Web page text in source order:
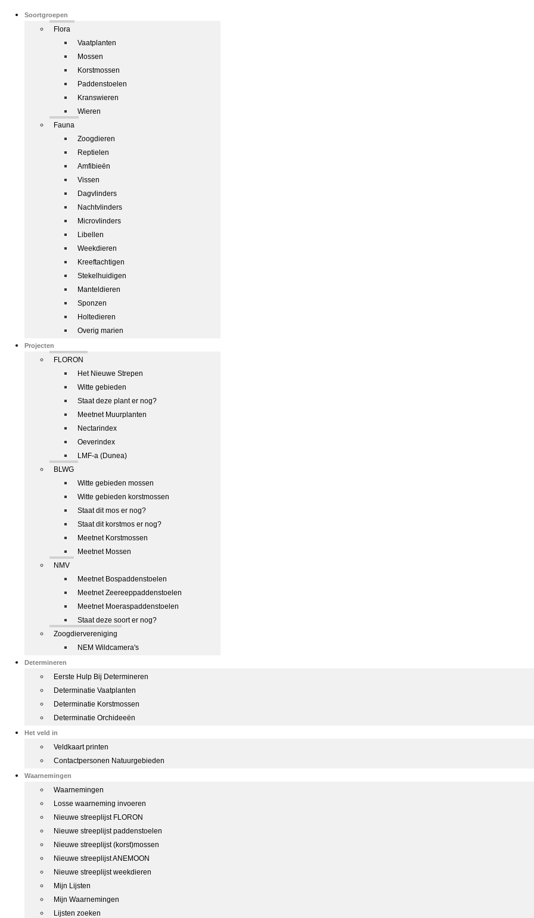
Soortgroepen
Flora
Vaatplanten
Mossen
Korstmossen
Paddenstoelen
Kranswieren
Wieren
Fauna
Zoogdieren
Reptielen
Amfibieën
Vissen
Dagvlinders
Nachtvlinders
Microvlinders
Libellen
Weekdieren
Kreeftachtigen
Stekelhuidigen
Manteldieren
Sponzen
Holtedieren
Overig marien
Projecten
FLORON
Het Nieuwe Strepen
Witte gebieden
Staat deze plant er nog?
Meetnet Muurplanten
Nectarindex
Oeverindex
LMF-a (Dunea)
BLWG
Witte gebieden mossen
Witte gebieden korstmossen
Staat dit mos er nog?
Staat dit korstmos er nog?
Meetnet Korstmossen
Meetnet Mossen
NMV
Meetnet Bospaddenstoelen
Meetnet Zeereeppaddenstoelen
Meetnet Moeraspaddenstoelen
Staat deze soort er nog?
Zoogdiervereniging
NEM Wildcamera's
Determineren
Eerste Hulp Bij Determineren
Determinatie Vaatplanten
Determinatie Korstmossen
Determinatie Orchideeën
Het veld in
Veldkaart printen
Contactpersonen Natuurgebieden
Waarnemingen
Waarnemingen
Losse waarneming invoeren
Nieuwe streeplijst FLORON
Nieuwe streeplijst paddenstoelen
Nieuwe streeplijst (korst)mossen
Nieuwe streeplijst ANEMOON
Nieuwe streeplijst weekdieren
Mijn Lijsten
Mijn Waarnemingen
Lijsten zoeken